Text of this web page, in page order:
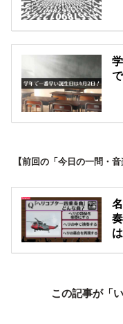
【前回の「今日の一問・
この記事が「